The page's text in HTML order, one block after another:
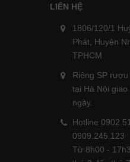
LIÊN HỆ
1806/120/1
Phát, Huyện
TPHCM
Riêng SP rượu
tại Hà Nội
ngày.
Hotline
0909.245.123
Từ 8h00 -